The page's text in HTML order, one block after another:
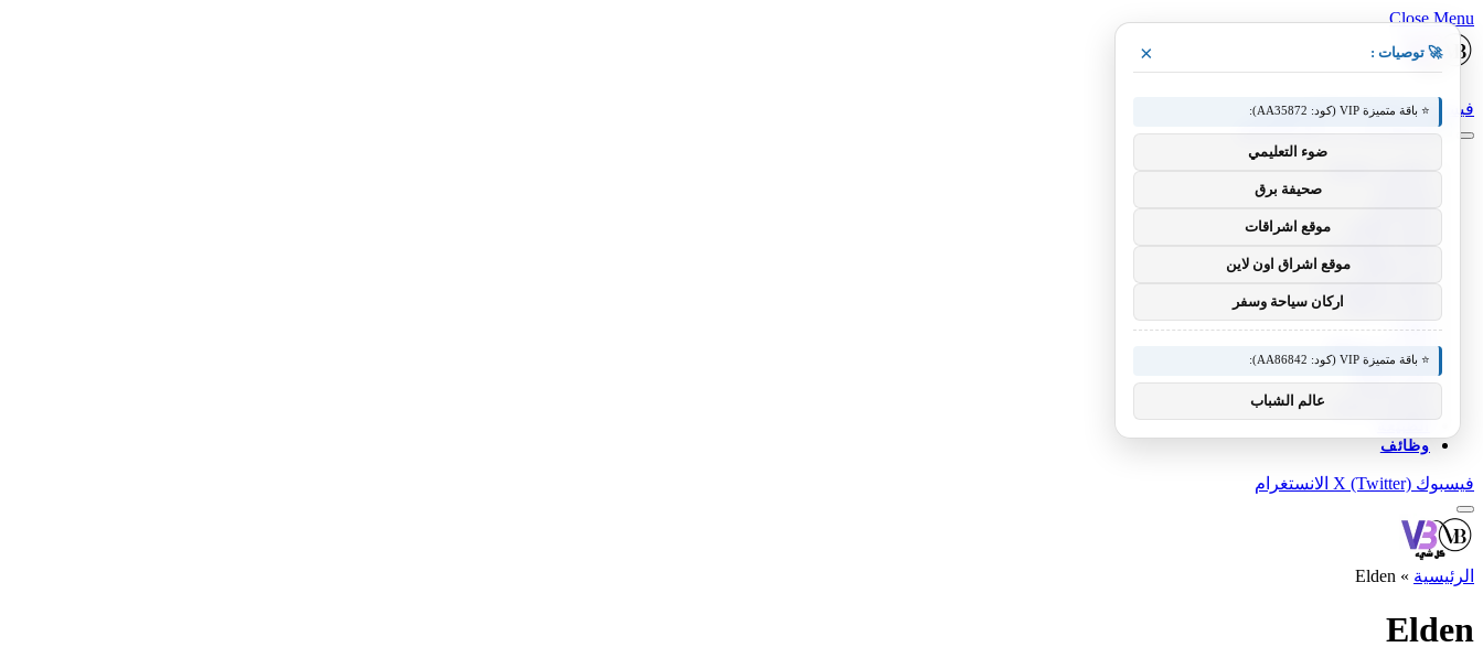
Close Menu
فيسبوك X (Twitter) الانستغرام
مال و أعمال
تقنية
أدب وثقافة
لايف ستايل
وظائف
فيسبوك X (Twitter) الانستغرام
الرئيسية »
Elden
Elden
🚀 توصيات : ×
⭐ باقة متميزة VIP (كود: AA35872):
ضوء التعليمي
صحيفة برق
موقع اشراقات
موقع اشراق اون لاين
اركان سياحة وسفر
⭐ باقة متميزة VIP (كود: AA86842):
عالم الشباب